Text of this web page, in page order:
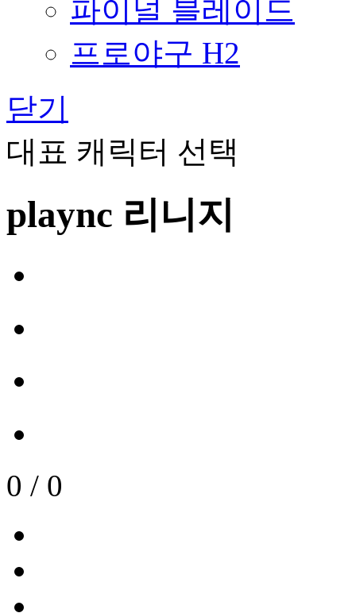
파이널 블레이드
프로야구 H2
닫기
대표 캐릭터 선택
plaync 리니지
0 / 0